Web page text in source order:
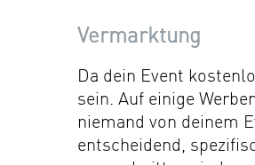
Vermarktung
Da dein Event
sein. Auf einige
niemand von deinem
entscheidend,